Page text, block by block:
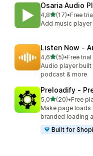
Osaria Audio
4,8z 5 hvězd
(17)
Celkový počet
•Free
Add music
Listen Now ‑
4,6z 5 hvězd
(5)
Celkový počet
•Free
Audio player
podcast & more
Preloadify ‑
5,0z 5 hvězd
(20)
Celkový počet
•Free
Make page loads
branded loading
Built for